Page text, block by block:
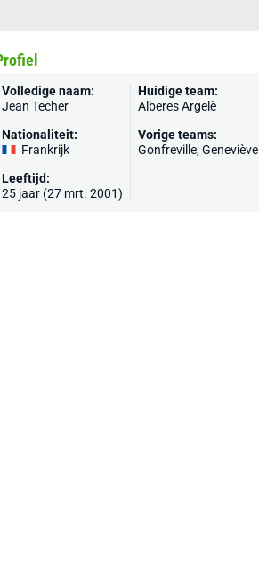
Volledige naam:
Jean Techer
Nationaliteit:
Frankrijk
Leeftijd:
25 jaar (27 mrt. 2001)
Huidige team:
Alberes Argelè
Vorige teams:
Gonfreville, Geneviève